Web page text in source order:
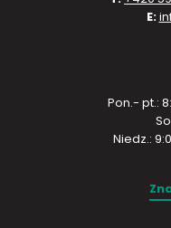
E:
Pon.- pt.:
Niedz.: